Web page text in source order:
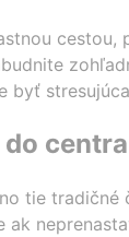
cestou,
byť
tie